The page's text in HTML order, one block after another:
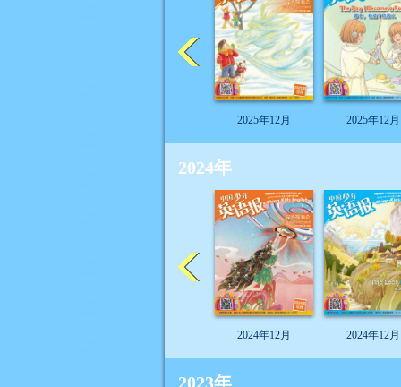
2025年12月 2025年12月
2024年
2024年12月 2024年12月
2023年